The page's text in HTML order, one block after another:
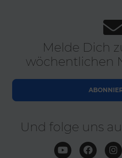
Melde Dich
wöchentlichen
Und folge uns